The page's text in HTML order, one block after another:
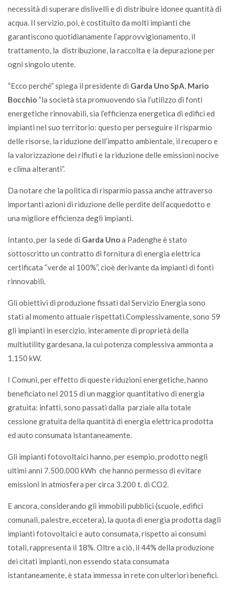
necessità di superare dislivelli e di distribuire idonee quantità di
acqua. Il servizio, poi, è costituito da molti impianti che
garantiscono quotidianamente l’approvvigionamento, il
trattamento, la distribuzione, la raccolta e la depurazione per
ogni singolo utente.
“Ecco perché” spiega il presidente di Garda Uno SpA, Mario
Bocchio “la società sta promuovendo sia l’utilizzo di fonti
energetiche rinnovabili, sia l’efficienza energetica di edifici ed
impianti nel suo territorio: questo per perseguire il risparmio
delle risorse, la riduzione dell’impatto ambientale, il recupero e
la valorizzazione dei rifiuti e la riduzione delle emissioni nocive
e clima alteranti”.
Da notare che la politica di risparmio passa anche attraverso
importanti azioni di riduzione delle perdite dell’acquedotto e
una migliore efficienza degli impianti.
Intanto, per la sede di Garda Unoa Padenghe è stato
sottoscritto un contratto di fornitura di energia elettrica
certificata “verde al 100%”, cioè derivante da impianti di fonti
rinnovabili.
Gli obiettivi di produzione fissati dal Servizio Energia sono
stati al momento attuale rispettati.Complessivamente, sono 59
gli impianti in esercizio, interamente di proprietà della
multiutility gardesana, la cui potenza complessiva ammonta a
1.150 kW.
I Comuni, per effetto di queste riduzioni energetiche, hanno
beneficiato nel 2015 di un maggior quantitativo di energia
gratuita: infatti, sono passati dalla parziale alla totale
cessione gratuita della quantità di energia elettrica prodotta
ed auto consumata istantaneamente.
Gli impianti fotovoltaici hanno, per esempio, prodotto negli
ultimi anni 7.500.000 kWh che hanno permesso di evitare
emissioni in atmosfera per circa 3.200 t. di CO2.
E ancora, considerando gli immobili pubblici (scuole, edifici
comunali, palestre, eccetera), la quota di energia prodotta dagli
impianti fotovoltaici e auto consumata, rispetto ai consumi
totali, rappresenta il 18%. Oltre a ciò, il 44% della produzione
dei citati impianti, non essendo stata consumata
istantaneamente, è stata immessa in rete con ulteriori benefici.